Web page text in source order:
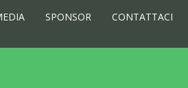
SPONSOR CONTATTACI